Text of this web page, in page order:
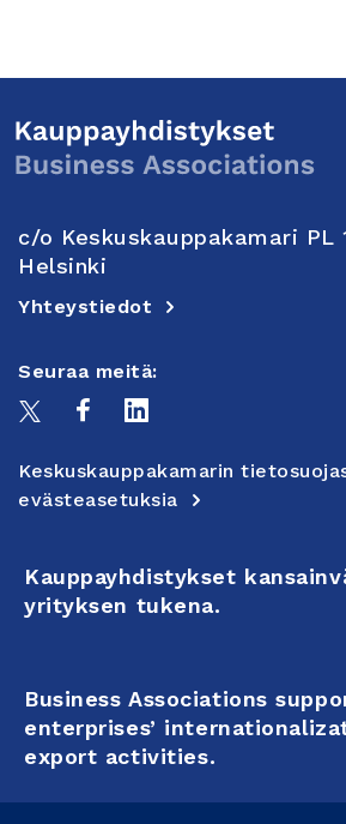
c/o Keskuskauppakamari PL
Helsinki
Yhteystiedot
Seuraa meitä:
Keskuskauppakamarin
evästeasetuksia
Kauppayhdistykset
yrityksen tukena.
Business Associations
enterprises’
export activities.